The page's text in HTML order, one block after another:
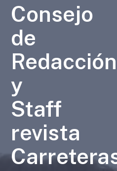
Consejo
de
Redacción
y
Staff
revista